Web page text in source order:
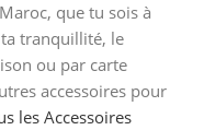
que tu sois à
ta tranquillité, le
ou par carte
accessoires pour
les Accessoires